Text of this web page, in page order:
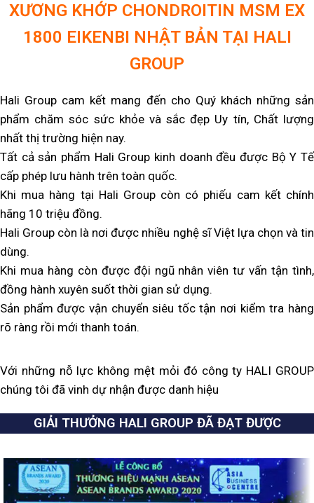
XƯƠNG KHỚP CHONDROITIN MSM EX
1800 EIKENBI NHẬT BẢN TẠI HALI
GROUP
Hali Group cam kết mang đến cho Quý khách những sản
phẩm chăm sóc sức khỏe và sắc đẹp Uy tín, Chất lượng
nhất thị trường hiện nay.
Tất cả sản phẩm Hali Group kinh doanh đều được Bộ Y Tế
cấp phép lưu hành trên toàn quốc.
Khi mua hàng tại Hali Group còn có phiếu cam kết chính
hãng 10 triệu đồng.
Hali Group còn là nơi được nhiều nghệ sĩ Việt lựa chọn và tin
dùng.
Khi mua hàng còn được đội ngũ nhân viên tư vấn tận tình,
đồng hành xuyên suốt thời gian sử dụng.
Sản phẩm được vận chuyển siêu tốc tận nơi kiểm tra hàng
rõ ràng rồi mới thanh toán.
Với những nỗ lực không mệt mỏi đó công ty HALI GROUP
chúng tôi đã vinh dự nhận được danh hiệu
GIẢI THƯỞNG HALI GROUP ĐÃ ĐẠT ĐƯỢC